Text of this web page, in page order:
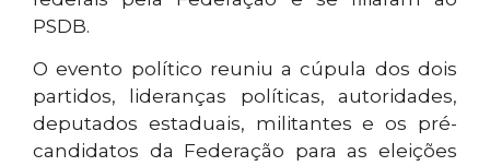
PSDB.
O evento político reuniu a cúpula dos dois
partidos, lideranças políticas, autoridades,
deputados estaduais, militantes e os pré-
candidatos da Federação para as eleições